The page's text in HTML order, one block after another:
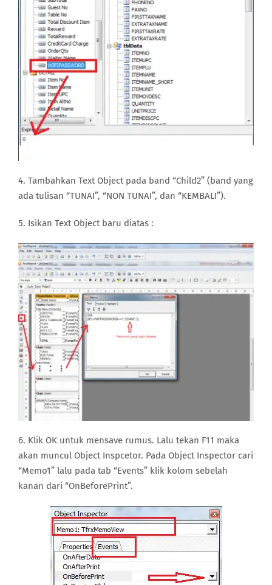
4. Tambahkan Text Object pada band “Child2” (band yang
ada tulisan “TUNAI”, “NON TUNAI”, dan “KEMBALI”).
5. Isikan Text Object baru diatas :
6. Klik OK untuk mensave rumus. Lalu tekan F11 maka
akan muncul Object Inspcetor. Pada Object Inspector cari
“Memo1” lalu pada tab “Events” klik kolom sebelah
kanan dari “OnBeforePrint”.